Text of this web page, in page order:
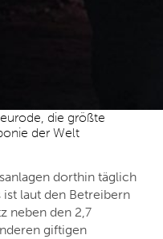
die größte
der Welt
dorthin täglich
laut den Betreibern
neben den 2,7
giftigen